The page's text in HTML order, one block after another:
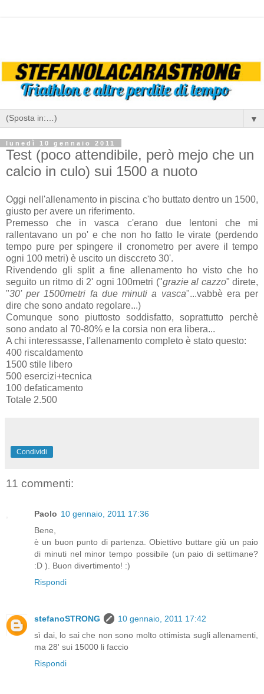
▼
lunedì 10 gennaio 2011
Test (poco attendibile, però mejo che un
calcio in culo) sui 1500 a nuoto
Oggi nell'allenamento in piscina c'ho buttato dentro un 1500,
giusto per avere un riferimento.
Premesso che in vasca c'erano due lentoni che mi
rallentavano un po' e che non ho fatto le virate (perdendo
tempo pure per spingere il cronometro per avere il tempo
ogni 100 metri) è uscito un disccreto 30'.
Rivendendo gli split a fine allenamento ho visto che ho
seguito un ritmo di 2' ogni 100metri ("grazie al cazzo" direte,
"30' per 1500metri fa due minuti a vasca"...vabbè era per
dire che sono andato regolare...)
Comunque sono piuttosto soddisfatto, soprattutto perchè
sono andato al 70-80% e la corsia non era libera...
A chi interessasse, l'allenamento completo è stato questo:
400 riscaldamento
1500 stile libero
500 esercizi+tecnica
100 defaticamento
Totale 2.500
Condividi
11 commenti:
Paolo 10 gennaio, 2011 17:36
Bene,
è un buon punto di partenza. Obiettivo buttare giù un paio
di minuti nel minor tempo possibile (un paio di settimane?
:D ). Buon divertimento! :)
Rispondi
stefanoSTRONG
10 gennaio, 2011 17:42
sì dai, lo sai che non sono molto ottimista sugli allenamenti,
ma 28' sui 15000 li faccio
Rispondi